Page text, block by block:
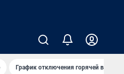
График отключения горячей воды в